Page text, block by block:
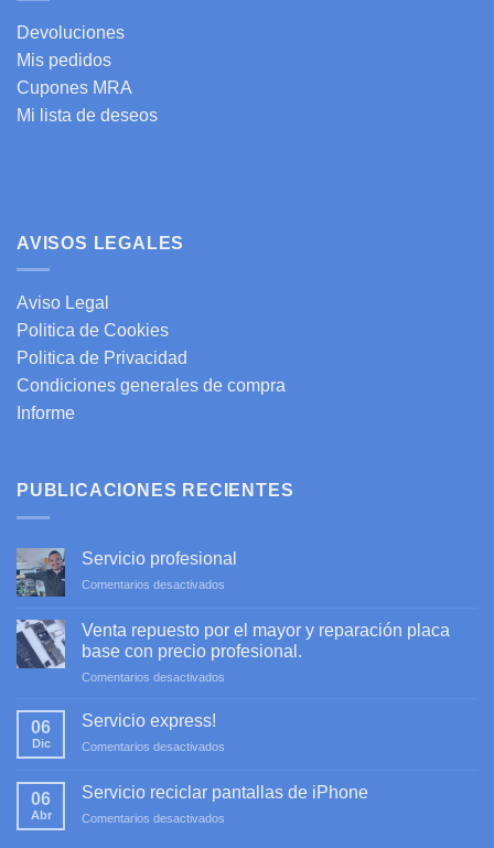
Devoluciones
Mis pedidos
Cupones MRA
Mi lista de deseos
AVISOS LEGALES
Aviso Legal
Politica de Cookies
Politica de Privacidad
Condiciones generales de compra
Informe
PUBLICACIONES RECIENTES
Servicio profesional
Comentarios desactivados
profesional
Venta repuesto por el mayor y reparación placa
base con precio profesional.
Comentarios desactivados
y
06
Dic
Servicio express!
Comentarios desactivados
express!
06
Abr
Servicio reciclar pantallas de iPhone
Comentarios desactivados